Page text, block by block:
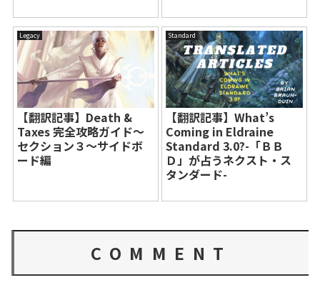
Legacy
【翻訳記事】Death &
Taxes 完全攻略ガイド～
セクション３～サイドボ
ード編
Standard
【翻訳記事】What’s
Coming in Eldraine
Standard 3.0?-「ＢＢ
Ｄ」が占うネクスト・ス
タンダード-
COMMENT